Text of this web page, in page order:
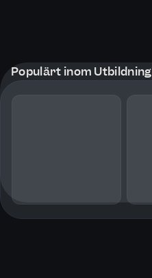
Populärt inom Utbildning